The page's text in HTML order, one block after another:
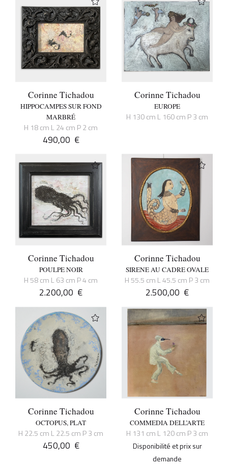
Corinne Tichadou
HIPPOCAMPES SUR FOND
MARBRÉ
H 18 cm L 24 cm P 2 cm
490,00 €
Corinne Tichadou
EUROPE
H 130 cm L 160 cm P 3 cm
Corinne Tichadou
POULPE NOIR
H 58 cm L 63 cm P 4 cm
2.200,00 €
Corinne Tichadou
SIRENE AU CADRE OVALE
H 55.5 cm L 45.5 cm P 3 cm
2.500,00 €
Corinne Tichadou
OCTOPUS, PLAT
H 22.5 cm L 22.5 cm P 3 cm
450,00 €
Corinne Tichadou
COMMEDIA DELL’ARTE
H 131 cm L 120 cm P 3 cm
Disponibilité et prix sur
demande